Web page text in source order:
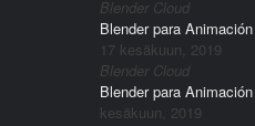
Blender Cloud
Blender para
17 kesäkuun, 2019
Blender Cloud
Blender para
kesäkuun, 2019